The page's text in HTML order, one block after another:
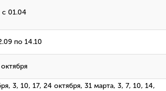
с 01.04
по 14.10
3, 10, 17, 24 октября, 31 марта, 3, 7, 10, 14,